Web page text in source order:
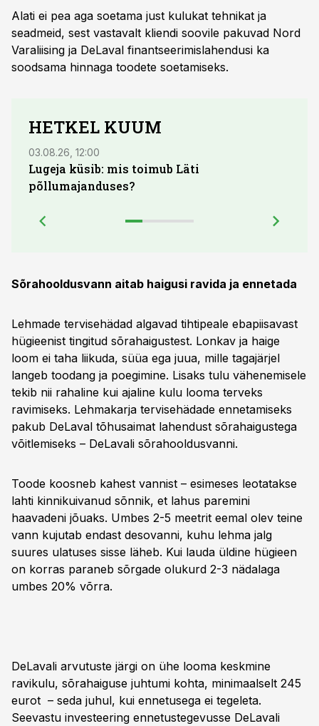
Alati ei pea aga soetama just kulukat tehnikat ja
seadmeid, sest vastavalt kliendi soovile pakuvad Nord
Varaliising ja DeLaval finantseerimislahendusi ka
soodsama hinnaga toodete soetamiseks.
HETKEL KUUM
03.08.26, 12:00
Lugeja küsib: mis toimub Läti
põllumajanduses?
Sõrahooldusvann aitab haigusi ravida ja ennetada
Lehmade tervisehädad algavad tihtipeale ebapiisavast
hügieenist tingitud sõrahaigustest. Lonkav ja haige
loom ei taha liikuda, süüa ega juua, mille tagajärjel
langeb toodang ja poegimine. Lisaks tulu vähenemisele
tekib nii rahaline kui ajaline kulu looma terveks
ravimiseks. Lehmakarja tervisehädade ennetamiseks
pakub DeLaval tõhusaimat lahendust sõrahaigustega
võitlemiseks – DeLavali sõrahooldusvanni.
Toode koosneb kahest vannist – esimeses leotatakse
lahti kinnikuivanud sõnnik, et lahus paremini
haavadeni jõuaks. Umbes 2-5 meetrit eemal olev teine
vann kujutab endast desovanni, kuhu lehma jalg
suures ulatuses sisse läheb. Kui lauda üldine hügieen
on korras paraneb sõrgade olukurd 2-3 nädalaga
umbes 20% võrra.
DeLavali arvutuste järgi on ühe looma keskmine
ravikulu, sõrahaiguse juhtumi kohta, minimaalselt 245
eurot – seda juhul, kui ennetusega ei tegeleta.
Seevastu investeering ennetustegevusse DeLavali